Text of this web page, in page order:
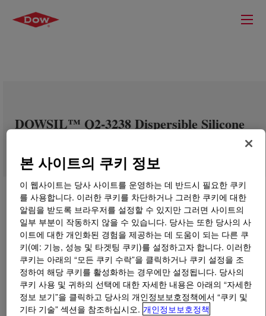
DOWSIL™ Q2-3238 Dispersible Silicone
무엇입니까DOWSIL™ Q2-3238 Dispersible Silicone
Additive?
본 사이트의 쿠키 정보
이 웹사이트는 당사 사이트를 운영하는 데 반드시 필요한 쿠키
를 사용합니다. 이러한 쿠키를 차단하거나 그러한 쿠키에 대한
알림을 받도록 브라우저를 설정할 수 있지만 그러면 사이트의
일부 부분이 작동하지 않을 수 있습니다. 당사는 또한 당사의 사
이트에 대한 개인화된 경험을 제공하는 데 도움이 되는 다른 쿠
키(예: 기능, 성능 및 타겟팅 쿠키)를 설정하고자 합니다. 이러한
쿠키는 아래의 “모든 쿠키 수락”을 클릭하거나 쿠키 설정을 조
정하여 해당 쿠키를 활성화하는 경우에만 설정됩니다. 당사의
쿠키 사용 및 귀하의 선택에 대한 자세한 내용은 아래의 “자세한
정보 보기”을 클릭하고 당사의 개인정보보호정책에서 “쿠키 및
기타 기술” 섹션을 참조하십시오. 개인정보보호정책